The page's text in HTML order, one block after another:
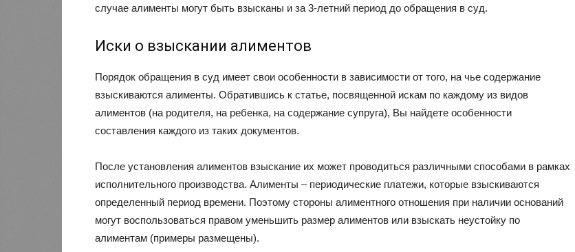
случае алименты могут быть взысканы и за 3-летний период до обращения в суд.
Иски о взыскании алиментов
Порядок обращения в суд имеет свои особенности в зависимости от того, на чье содержание
взыскиваются алименты. Обратившись к статье, посвященной искам по каждому из видов
алиментов (на родителя, на ребенка, на содержание супруга), Вы найдете особенности
составления каждого из таких документов.
После установления алиментов взыскание их может проводиться различными способами в рамках
исполнительного производства. Алименты – периодические платежи, которые взыскиваются
определенный период времени. Поэтому стороны алиментного отношения при наличии оснований
могут воспользоваться правом уменьшить размер алиментов или взыскать неустойку по
алиментам (примеры размещены).